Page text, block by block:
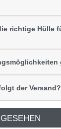
richtige Hülle
der Versand?